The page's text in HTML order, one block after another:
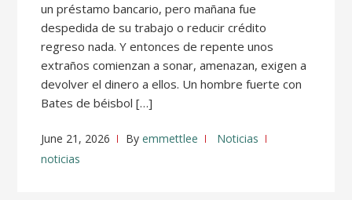
un préstamo bancario, pero mañana fue
despedida de su trabajo o reducir crédito
regreso nada. Y entonces de repente unos
extraños comienzan a sonar, amenazan, exigen a
devolver el dinero a ellos. Un hombre fuerte con
Bates de béisbol […]
June 21, 2026 Byemmettlee
Noticias
noticias